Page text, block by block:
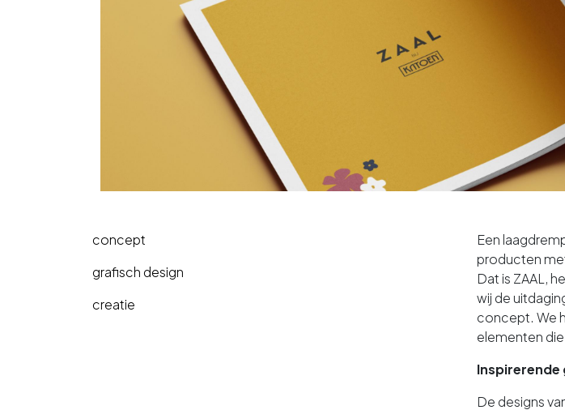
concept
grafisch design
creatie
Een
producten
Dat is ZAAL,
wij de
concept. We
elementen
Inspirerende
De designs